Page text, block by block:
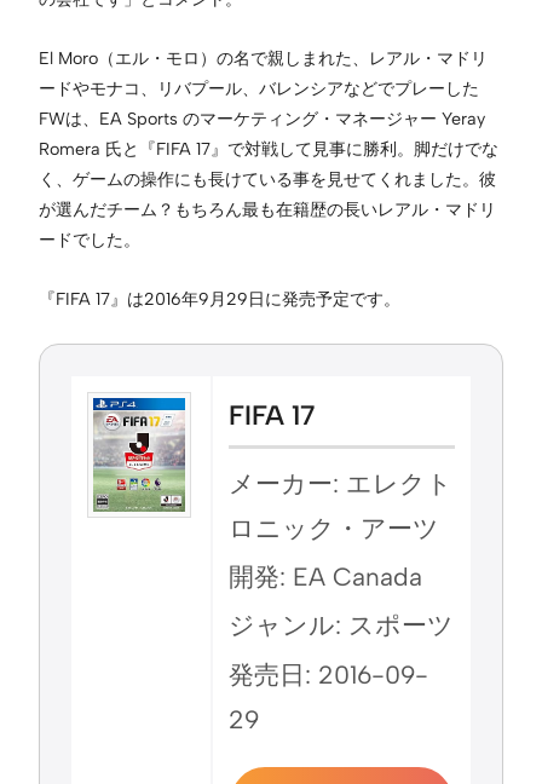
El Moro（エル・モロ）の名で親しまれた、レアル・マドリ
ードやモナコ、リバプール、バレンシアなどでプレーした
FWは、EA Sports のマーケティング・マネージャー Yeray
Romera 氏と『FIFA 17』で対戦して見事に勝利。脚だけでな
く、ゲームの操作にも長けている事を見せてくれました。彼
が選んだチーム？もちろん最も在籍歴の長いレアル・マドリ
ードでした。
『FIFA 17』は2016年9月29日に発売予定です。
FIFA 17
メーカー: エレクト
ロニック・アーツ
開発: EA Canada
ジャンル: スポーツ
発売日: 2016-09-
29